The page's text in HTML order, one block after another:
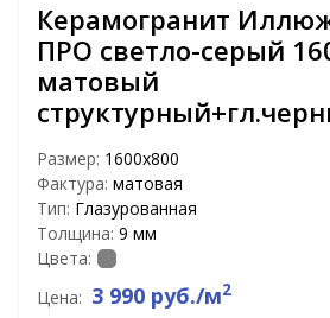
Керамогранит
ПРО светло-серый
матовый
Размер: 1600x800
Фактура: матовая
Тип: Глазурованная
Толщина: 9 мм
Цвета:
Цена: 3 990 руб./м2